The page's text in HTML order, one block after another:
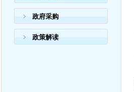
政府采购
政策解读